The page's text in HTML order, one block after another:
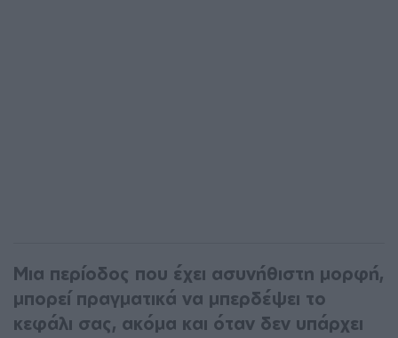
Μια περίοδος που έχει ασυνήθιστη μορφή,
μπορεί πραγματικά να μπερδέψει το
κεφάλι σας, ακόμα και όταν δεν υπάρχει